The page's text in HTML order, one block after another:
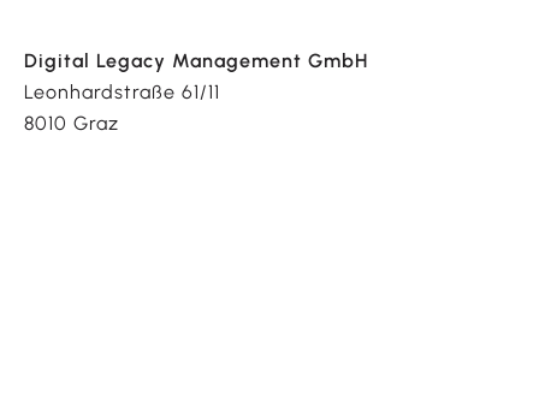
Digital Legacy Management GmbH
Leonhardstraße 61/11
8010 Graz